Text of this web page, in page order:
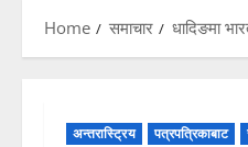
Home समाचार धादिङमा
अन्तरास्ट्रिय पत्रपत्रिकाबाट